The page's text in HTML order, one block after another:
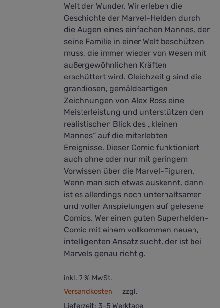
Welt der Wunder. Wir erleben die
Geschichte der Marvel-Helden durch
die Augen eines einfachen Mannes, der
seine Familie in einer Welt beschützen
muss, die immer wieder von Wesen mit
außergewöhnlichen Kräften
erschüttert wird. Gleichzeitig sind die
grandiosen, gemäldeartigen
Zeichnungen von Alex Ross eine
Meisterleistung und unterstützen den
realistischen Blick des „kleinen
Mannes“ auf die miterlebten
Ereignisse. Dieser Comic funktioniert
auch ohne oder nur mit geringem
Vorwissen über die Marvel-Figuren.
Wenn man sich etwas auskennt, dann
ist es allerdings noch unterhaltsamer
und voller Anspielungen auf gelesene
Comics. Wer einen guten Superhelden-
Comic mit einem vollkommen neuen,
intelligenten Ansatz sucht, der ist bei
Marvels genau richtig.
inkl. 7 % MwSt.
zzgl.
Versandkosten
Lieferzeit: 3-5 Werktage